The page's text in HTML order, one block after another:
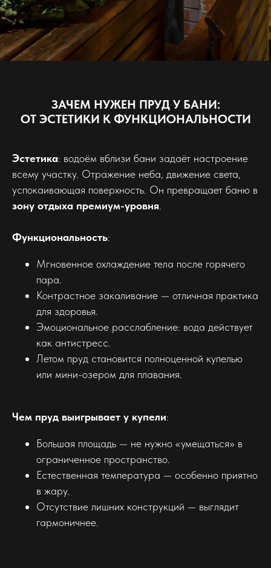
ЗАЧЕМ НУЖЕН ПРУД У БАНИ:
ОТ ЭСТЕТИКИ К ФУНКЦИОНАЛЬНОСТИ
Эстетика: водоём вблизи бани задаёт настроение
всему участку. Отражение неба, движение света,
успокаивающая поверхность. Он превращает баню в
зону отдыха премиум-уровня
Функциональность:
Мгновенное охлаждение тела после горячего
пара.
Контрастное закаливание — отличная практика
для здоровья.
Эмоциональное расслабление: вода действует
как антистресс.
Летом пруд становится полноценной купелью
или мини-озером для плавания.
Чем пруд выигрывает у купели:
Большая площадь — не нужно «умещаться» в
ограниченное пространство.
Естественная температура — особенно приятно
в жару.
Отсутствие лишних конструкций — выглядит
гармоничнее.